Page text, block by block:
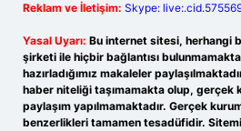
Reklam ve İletişim: Skype:
Yasal Uyarı: Bu internet sitesi, herhangi
şirketi ile hiçbir bağlantısı
hazırladığımız makaleler
haber niteliği taşımamakta olup, gerçek
paylaşım yapılmamaktadır. Gerçek
benzerlikleri tamamen tesadüfidir.